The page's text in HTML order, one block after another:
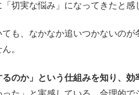
切実な悩み」になってきたと感
も、なかなか追いつかないの
。
るのか」という仕組みを知り、効